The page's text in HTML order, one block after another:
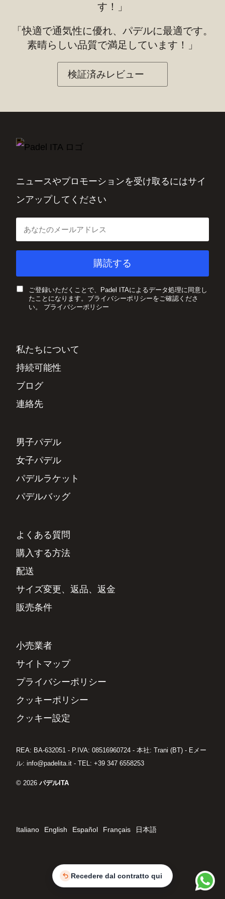
す！」
「快適で通気性に優れ、パデルに最適です。
素晴らしい品質で満足しています！」
検証済みレビュー
ニュースやプロモーションを受け取るにはサイ
ンアップしてください
ご登録いただくことで、Padel ITAによるデータ処理に同意し
たことになります。プライバシーポリシーをご確認くださ
い。 プライバシーポリシー
私たちについて
持続可能性
ブログ
連絡先
男子パデル
女子パデル
パデルラケット
パデルバッグ
よくある質問
購入する方法
配送
サイズ変更、返品、返金
販売条件
小売業者
サイトマップ
プライバシーポリシー
クッキーポリシー
クッキー設定
REA: BA-632051 - P.IVA: 08516960724 - 本社: Trani (BT) - Eメー
ル: info@padelita.it - TEL: +39 347 6558253
© 2026 パデルITA
Italiano English Español Français 日本語
Recedere dal contratto qui